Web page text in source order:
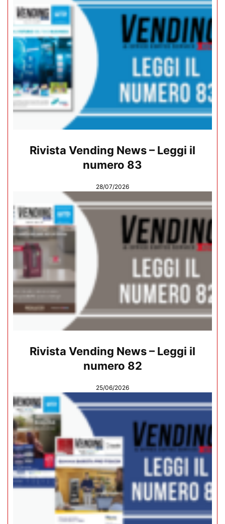
Rivista Vending News – Leggi il
numero 83
28/07/2026
Rivista Vending News – Leggi il
numero 82
25/06/2026